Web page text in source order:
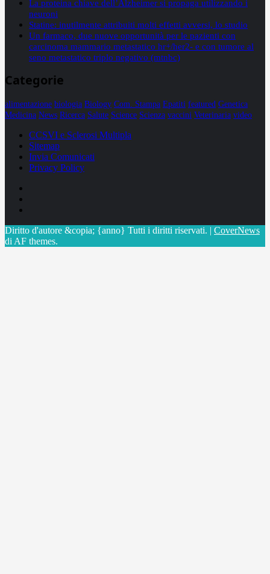
La proteina chiave dell’Alzheimer si propaga utilizzando i
neuroni
Statine: inutilmente attribuiti molti effetti avversi, lo studio
Un farmaco, due nuove opportunità per le pazienti con
carcinoma mammario metastatico hr+/her2- e con tumore al
seno metastatico triplo negativo (mtnbc)
Categorie
alimentazione biologia Biology Com. Stampa Epatiti featured Genetica
Medicina News Ricerca Salute Science Scienza vaccini Veterinaria video
CCSVI e Sclerosi Multipla
Sitemap
Invia Comunicati
Privacy Policy
Diritto d'autore &copia; {anno} Tutti i diritti riservati. | CoverNews
di AF themes.